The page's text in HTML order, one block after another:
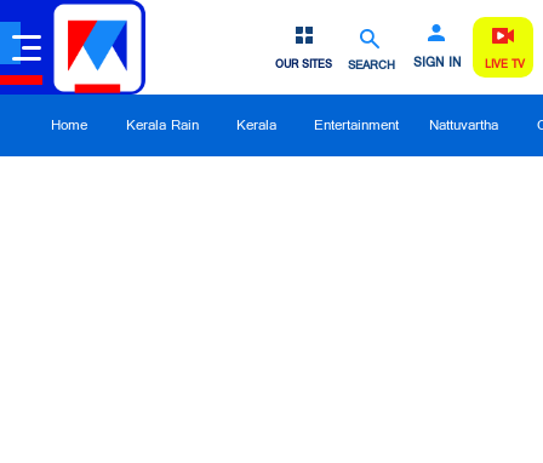
SEARCH SIGN IN
OUR SITES LIVE TV
Home Kerala Rain Kerala Entertainment Nattuvartha